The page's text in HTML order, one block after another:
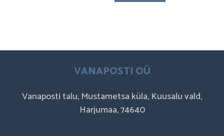
VANAPOSTI OÜ
Vanaposti talu, Mustametsa küla, Kuusalu vald,
Harjumaa, 74640